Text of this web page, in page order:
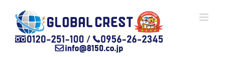
content